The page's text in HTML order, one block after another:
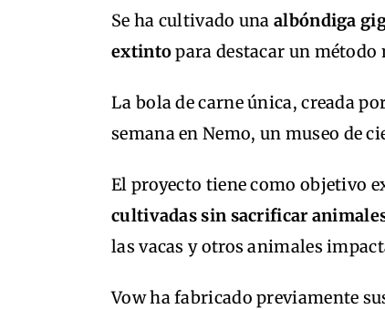
Se ha cultivado una albóndiga
extintopara destacar un método
La bola de carne única, creada
semana en Nemo, un museo de
El proyecto tiene como objetivo
cultivadas sin sacrificar
las vacas y otros animales
Vow ha fabricado previamente